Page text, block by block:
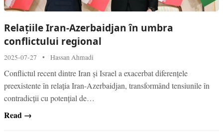
Relațiile Iran-Azerbaidjan în umbra
conflictului regional
2025-07-27 • Hassan Ahmadi
Conflictul recent dintre Iran și Israel a exacerbat diferențele
preexistente în relația Iran-Azerbaidjan, transformând tensiunile în
contradicții cu potențial de…
Read →